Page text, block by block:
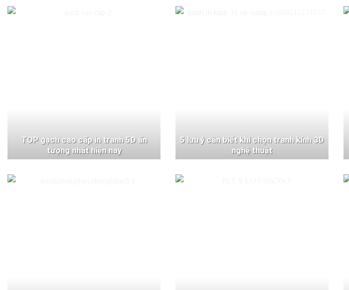
TOP gạch cao cấp in tranh 5D ấn
tượng nhất hiện nay
5 lưu ý cần biết khi chọn tranh kính 3D
nghệ thuật